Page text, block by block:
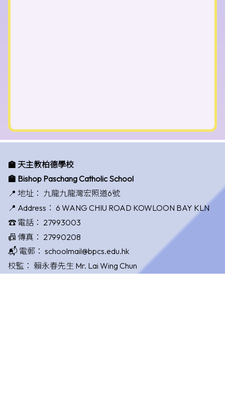
🏫 天主教柏德學校
🏫 Bishop Paschang Catholic School
📍 地址： 九龍九龍灣宏照道6號
📍 Address： 6 WANG CHIU ROAD KOWLOON BAY KLN
☎️ 電話： 27993003
📠 傳真： 27990208
📬 電郵： schoolmail@bpcs.edu.hk
校監： 賴永春先生 Mr. Lai Wing Chun